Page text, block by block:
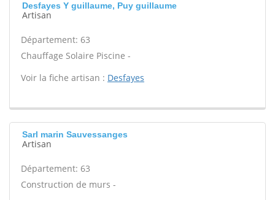
Desfayes Y guillaume, Puy guillaume
Artisan
Département: 63
Chauffage Solaire Piscine -
Voir la fiche artisan : Desfayes
Sarl marin Sauvessanges
Artisan
Département: 63
Construction de murs -